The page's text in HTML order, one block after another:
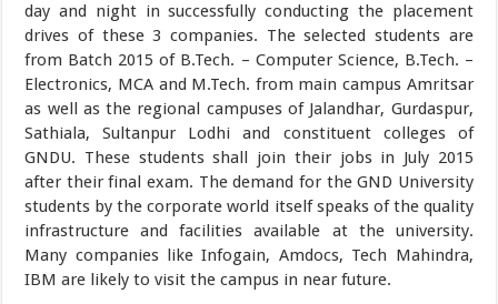
day and night in successfully conducting the placement
drives of these 3 companies. The selected students are
from Batch 2015 of B.Tech. – Computer Science, B.Tech. –
Electronics, MCA and M.Tech. from main campus Amritsar
as well as the regional campuses of Jalandhar, Gurdaspur,
Sathiala, Sultanpur Lodhi and constituent colleges of
GNDU. These students shall join their jobs in July 2015
after their final exam. The demand for the GND University
students by the corporate world itself speaks of the quality
infrastructure and facilities available at the university.
Many companies like Infogain, Amdocs, Tech Mahindra,
IBM are likely to visit the campus in near future.